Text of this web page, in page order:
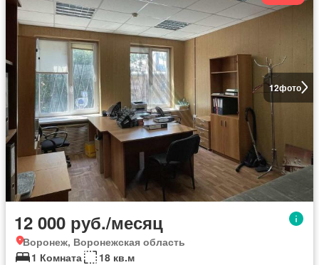
12фото
12 000 руб./месяц
Воронеж, Воронежская область
1 Комната
18 кв.м